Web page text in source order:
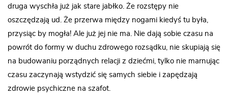
druga wyschła już jak stare jabłko. Że rozstępy nie
oszczędzają ud. Że przerwa między nogami kiedyś tu była,
przysiąc by mogła! Ale już jej nie ma. Nie dają sobie czasu na
powrót do formy w duchu zdrowego rozsądku, nie skupiają się
na budowaniu porządnych relacji z dziećmi, tylko nie marnując
czasu zaczynają wstydzić się samych siebie i zapędzają
zdrowie psychiczne na szafot.